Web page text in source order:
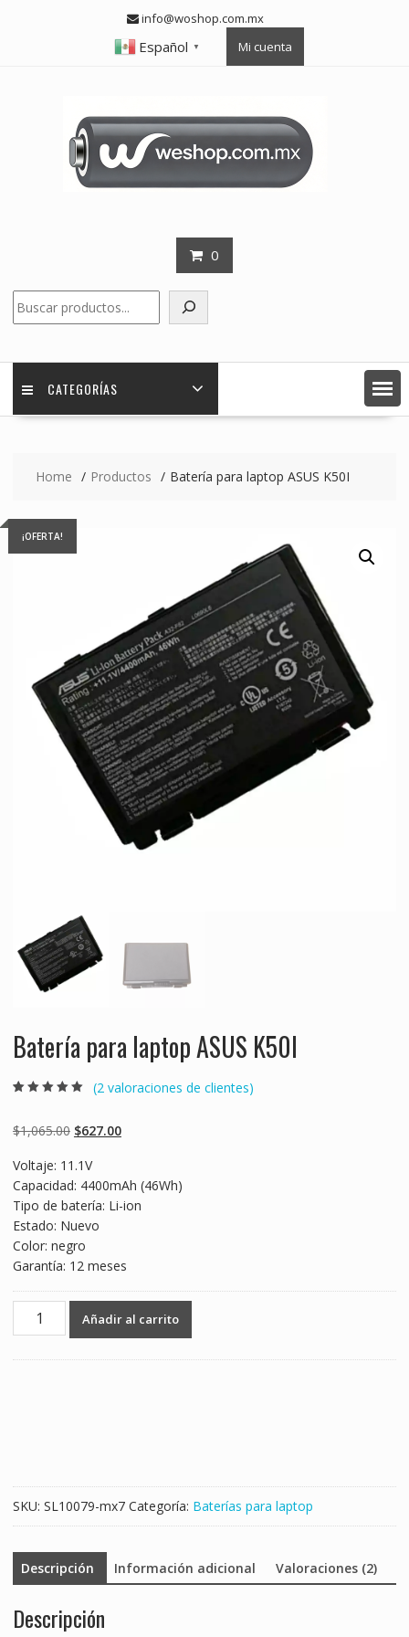
info@woshop.com.mx
Español ▼ Mi cuenta
0
CATEGORÍAS
Home Productos Batería para laptop ASUS K50I
¡OFERTA!
Batería para laptop ASUS K50I
basado en
puntuaciones
(2 valoraciones de clientes)
$1,065.00 Original
was:
$1,065.00.
$627.00Current
$627.00.
Voltaje: 11.1V
Capacidad: 4400mAh (46Wh)
Tipo de batería: Li-ion
Estado: Nuevo
Color: negro
Garantía: 12 meses
Batería
Añadir al carrito
SKU: SL10079-mx7 Categoría: Baterías para laptop
Descripción Información adicional Valoraciones (2)
Descripción